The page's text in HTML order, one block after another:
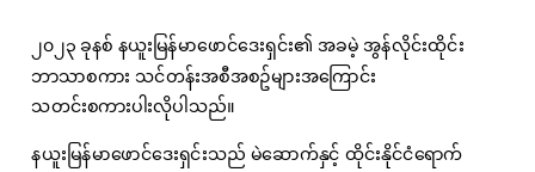
၂၀၂၃ ခုနစ် နယူးမြန်မာဖောင်ဒေးရှင်း၏ အခမဲ့ အွန်လိုင်းထိုင်း
ဘာသာစကား သင်တန်းအစီအစဥ်များအကြောင်း
သတင်းစကားပါးလိုပါသည်။
နယူးမြန်မာဖောင်ဒေးရှင်းသည် မဲဆောက်နှင့် ထိုင်းနိုင်ငံရောက်